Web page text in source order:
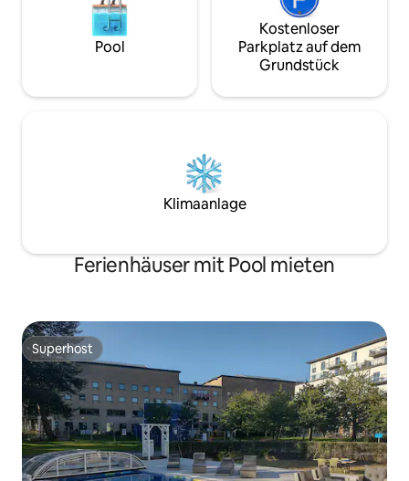
Pool
Kostenloser
Parkplatz auf dem
Grundstück
Klimaanlage
Ferienhäuser mit Pool mieten
Superhost
Superhost